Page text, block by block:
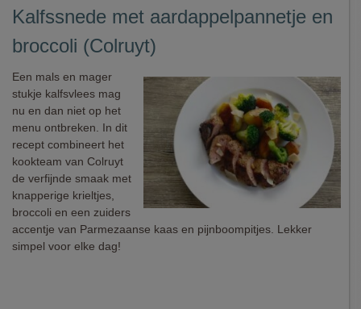
Kalfssnede met aardappelpannetje en
broccoli (Colruyt)
Een mals en mager
stukje kalfsvlees mag
nu en dan niet op het
menu ontbreken. In dit
recept combineert het
kookteam van Colruyt
de verfijnde smaak met
knapperige krieltjes,
broccoli en een zuiders
accentje van Parmezaanse kaas en pijnboompitjes. Lekker
simpel voor elke dag!